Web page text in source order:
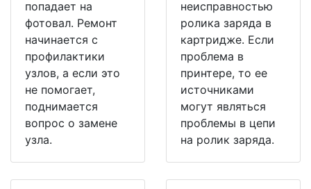
попадает на
фотовал. Ремонт
начинается с
профилактики
узлов, а если это
не помогает,
поднимается
вопрос о замене
узла.
неисправностью
ролика заряда в
картридже. Если
проблема в
принтере, то ее
источниками
могут являться
проблемы в цепи
на ролик заряда.